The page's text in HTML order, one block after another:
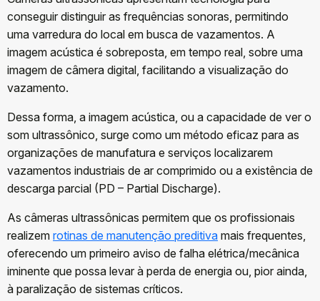
conseguir distinguir as frequências sonoras, permitindo
uma varredura do local em busca de vazamentos. A
imagem acústica é sobreposta, em tempo real, sobre uma
imagem de câmera digital, facilitando a visualização do
vazamento.
Dessa forma, a imagem acústica, ou a capacidade de ver o
som ultrassônico, surge como um método eficaz para as
organizações de manufatura e serviços localizarem
vazamentos industriais de ar comprimido ou a existência de
descarga parcial (PD – Partial Discharge).
As câmeras ultrassônicas permitem que os profissionais
realizem rotinas de manutenção preditiva mais frequentes,
oferecendo um primeiro aviso de falha elétrica/mecânica
iminente que possa levar à perda de energia ou, pior ainda,
à paralização de sistemas críticos.